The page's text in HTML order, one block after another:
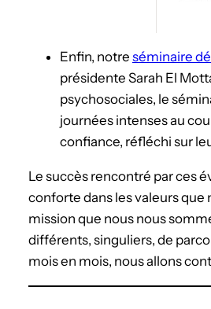
Enfin, notre séminaire
présidente Sarah El
psychosociales, le
journées intenses au
confiance, réfléchi sur
Le succès rencontré par ces
conforte dans les valeurs
mission que nous nous
différents, singuliers, de
mois en mois, nous allons